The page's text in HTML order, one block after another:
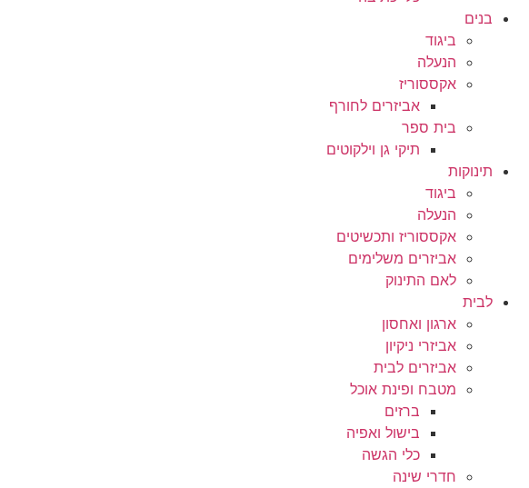
בנים
ביגוד
הנעלה
אקססוריז
אביזרים לחורף
בית ספר
תיקי גן וילקוטים
תינוקות
ביגוד
הנעלה
אקססוריז ותכשיטים
אביזרים משלימים
לאם התינוק
לבית
ארגון ואחסון
אביזרי ניקיון
אביזרים לבית
מטבח ופינת אוכל
ברזים
בישול ואפיה
כלי הגשה
חדרי שינה